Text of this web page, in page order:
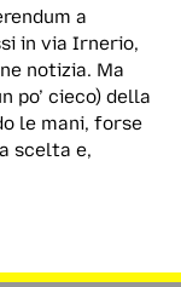
a
in via Irnerio,
notizia. Ma
po’ cieco) della
le mani, forse
scelta e,